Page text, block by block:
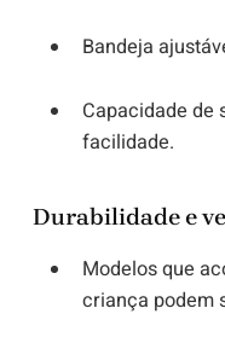
Bandeja
Capacidade de
facilidade.
Durabilidade e
Modelos que
criança podem